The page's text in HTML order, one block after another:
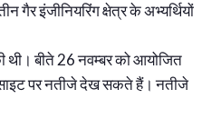
गैर इंजीनियरिंग क्षेत्र के अभ्यर्थियों
बीते 26 नवम्बर को आयोजित
पर नतीजे देख सकते हैं। नतीजे